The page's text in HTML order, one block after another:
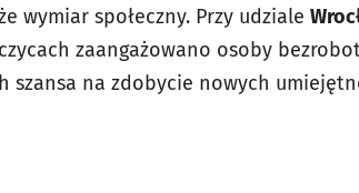
wymiar społeczny. Przy udziale
zaangażowano osoby
szansa na zdobycie nowych